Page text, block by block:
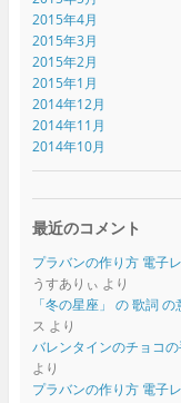
2015年4月
2015年3月
2015年2月
2015年1月
2014年12月
2014年11月
2014年10月
最近のコメント
プラバンの作り方 電子
うすありぃ より
「冬の星座」 の 歌詞
ス より
バレンタインのチョコ
より
プラバンの作り方 電子